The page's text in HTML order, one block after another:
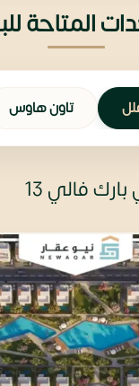
المتاحة
تاون هاوس
فالي 13